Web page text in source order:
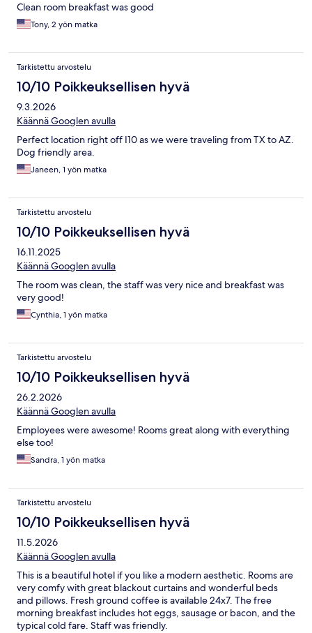
Clean room breakfast was good
Tony, 2 yön matka
Tarkistettu arvostelu
10/10 Poikkeuksellisen hyvä
9.3.2026
Käännä Googlen avulla
Perfect location right off I10 as we were traveling from TX to AZ.
Dog friendly area.
Janeen, 1 yön matka
Tarkistettu arvostelu
10/10 Poikkeuksellisen hyvä
16.11.2025
Käännä Googlen avulla
The room was clean, the staff was very nice and breakfast was
very good!
Cynthia, 1 yön matka
Tarkistettu arvostelu
10/10 Poikkeuksellisen hyvä
26.2.2026
Käännä Googlen avulla
Employees were awesome! Rooms great along with everything
else too!
Sandra, 1 yön matka
Tarkistettu arvostelu
10/10 Poikkeuksellisen hyvä
11.5.2026
Käännä Googlen avulla
This is a beautiful hotel if you like a modern aesthetic. Rooms are
very comfy with great blackout curtains and wonderful beds
and pillows. Fresh ground coffee is available 24x7. The free
morning breakfast includes hot eggs, sausage or bacon, and the
typical cold fare. Staff was friendly.